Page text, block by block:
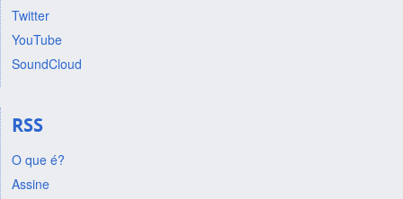
Twitter
YouTube
SoundCloud
RSS
O que é?
Assine